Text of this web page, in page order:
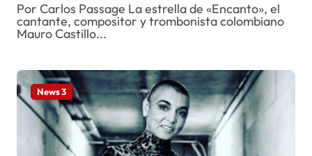
Por Carlos Passage La estrella de «Encanto», el
cantante, compositor y trombonista colombiano
Mauro Castillo...
News 3